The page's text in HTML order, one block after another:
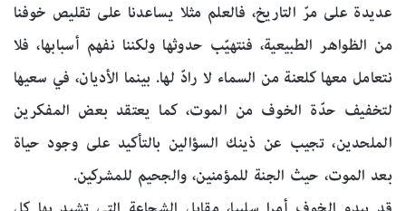
عديدة على مرّ التاريخ، فالعلم مثلا يساعدنا على تقليص خوفنا
من الظواهر الطبيعية، فنتهيّب حدوثها ولكننا نفهم أسبابها، فلا
نتعامل معها كلعنة من السماء لا رادّ لها. بينما الأديان، في سعيها
لتخفيف حدّة الخوف من الموت، كما يعتقد بعض المفكرين
الملحدين، تجيب عن ذينك السؤالين بالتأكيد على وجود حياة
بعد الموت، حيث الجنة للمؤمنين، والجحيم للمشركين.